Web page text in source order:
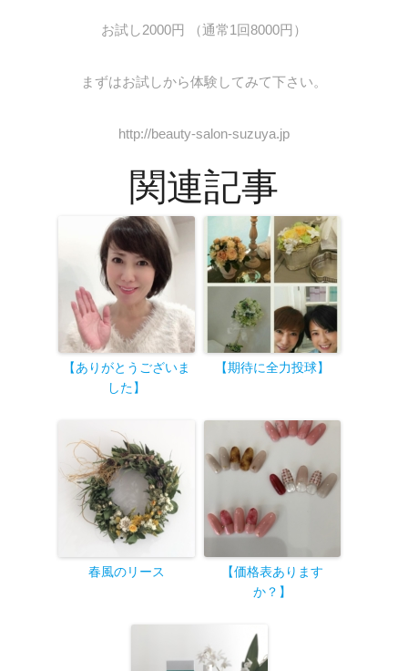
お試し2000円 （通常1回8000円）
まずはお試しから体験してみて下さい。
http://beauty-salon-suzuya.jp
関連記事
【ありがとうございま
した】
【期待に全力投球】
春風のリース
【価格表あります
か？】